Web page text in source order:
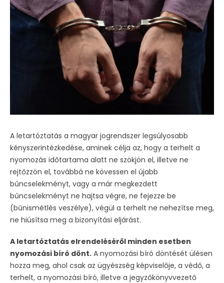
A letartóztatás a magyar jogrendszer legsúlyosabb
kényszerintézkedése, aminek célja az, hogy a terhelt a
nyomozás időtartama alatt ne szökjön el, illetve ne
rejtőzzön el, továbbá ne kövessen el újabb
bűncselekményt, vagy a már megkezdett
bűncselekményt ne hajtsa végre, ne fejezze be
(bűnismétlés veszélye), végül a terhelt ne nehezítse meg,
ne hiúsítsa meg a bizonyítási eljárást.
A letartóztatás elrendeléséről minden esetben
nyomozási bíró dönt. A nyomozási bíró döntését ülésen
hozza meg, ahol csak az ügyészség képviselője, a védő, a
terhelt, a nyomozási bíró, illetve a jegyzőkönyvvezető